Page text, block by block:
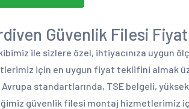
Güvenlik Filesi
ile sizlere özel, ihtiyacınıza uygun
için en uygun fiyat teklifini almak
standartlarında, TSE belgeli,
güvenlik filesi montaj hizmetlerimiz